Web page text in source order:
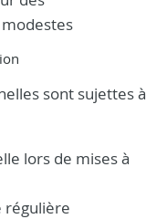
sont sujettes à
lors de mises à
régulière